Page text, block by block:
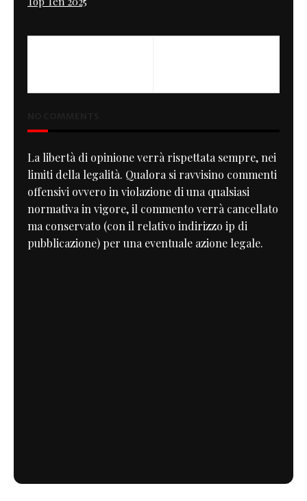
La libertà di opinione verrà rispettata sempre, nei
limiti della legalità. Qualora si ravvisino commenti
offensivi ovvero in violazione di una qualsiasi
normativa in vigore, il commento verrà cancellato
ma conservato (con il relativo indirizzo ip di
pubblicazione) per una eventuale azione legale.